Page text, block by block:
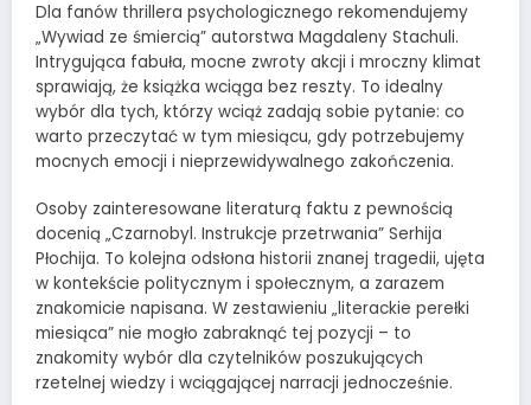
Dla fanów thrillera psychologicznego rekomendujemy
„Wywiad ze śmiercią” autorstwa Magdaleny Stachuli.
Intrygująca fabuła, mocne zwroty akcji i mroczny klimat
sprawiają, że książka wciąga bez reszty. To idealny
wybór dla tych, którzy wciąż zadają sobie pytanie: co
warto przeczytać w tym miesiącu, gdy potrzebujemy
mocnych emocji i nieprzewidywalnego zakończenia.
Osoby zainteresowane literaturą faktu z pewnością
docenią „Czarnobyl. Instrukcje przetrwania” Serhija
Płochija. To kolejna odsłona historii znanej tragedii, ujęta
w kontekście politycznym i społecznym, a zarazem
znakomicie napisana. W zestawieniu „literackie perełki
miesiąca” nie mogło zabraknąć tej pozycji – to
znakomity wybór dla czytelników poszukujących
rzetelnej wiedzy i wciągającej narracji jednocześnie.